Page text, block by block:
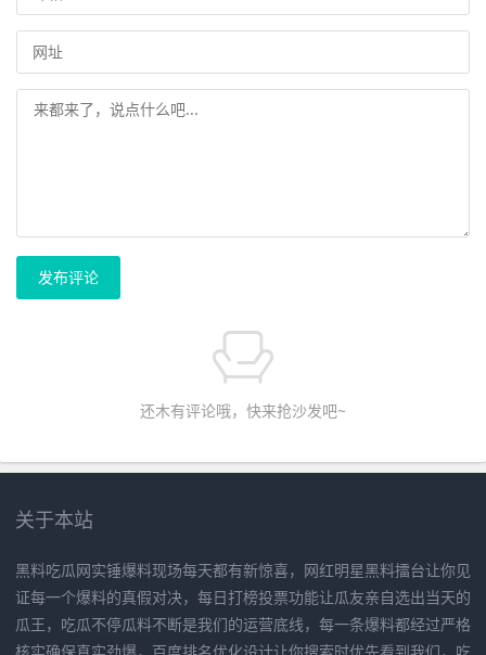
发布评论
还木有评论哦，快来抢沙发吧~
关于本站
黑料吃瓜网实锤爆料现场每天都有新惊喜，网红明星黑料擂台让你见
证每一个爆料的真假对决，每日打榜投票功能让瓜友亲自选出当天的
瓜王，吃瓜不停瓜料不断是我们的运营底线，每一条爆料都经过严格